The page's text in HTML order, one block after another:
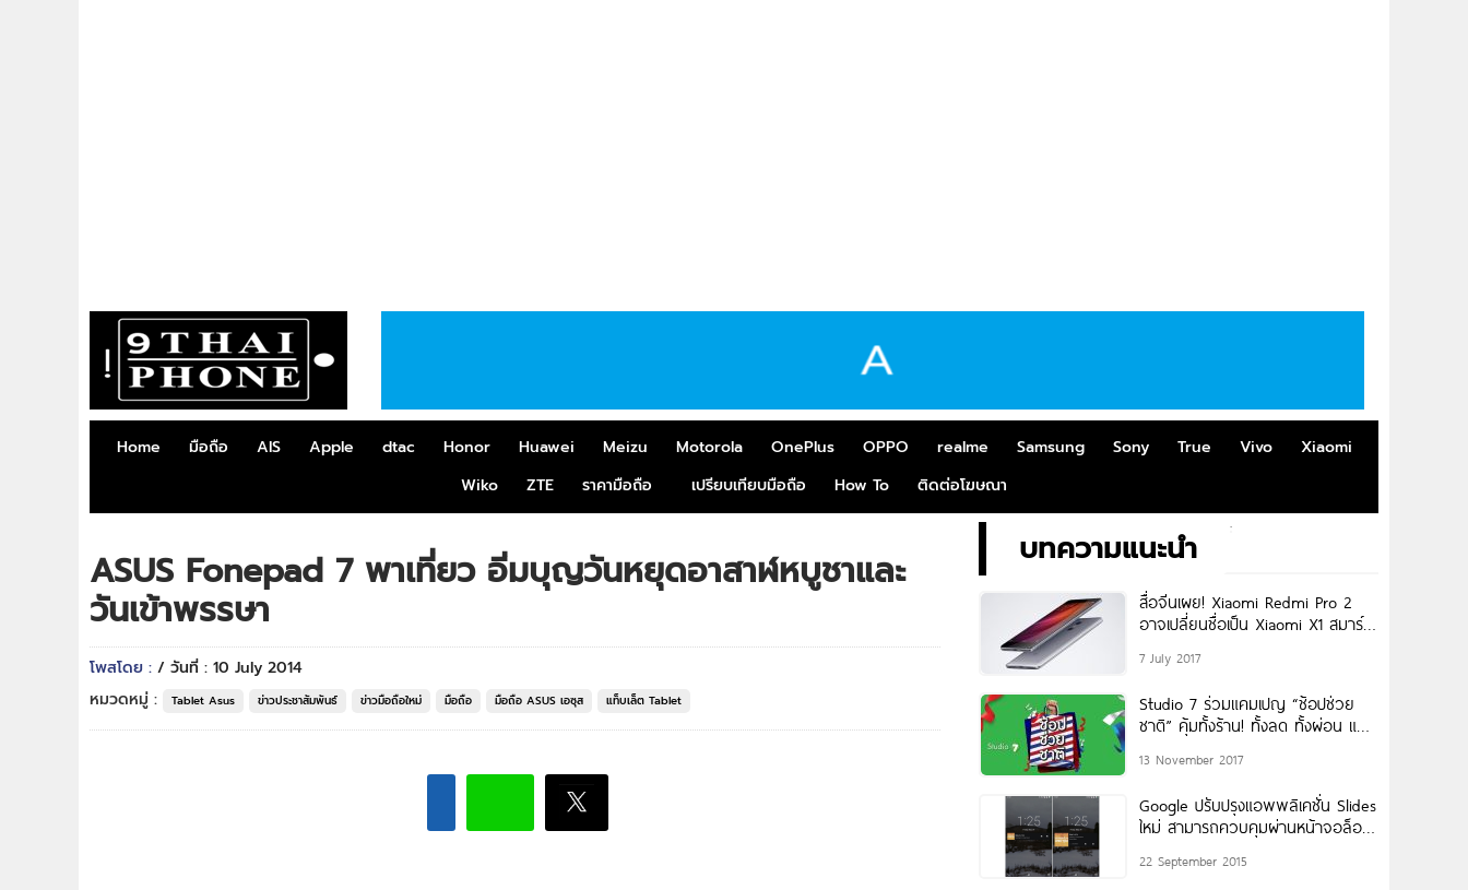
Home มือถือ AIS Apple dtac Honor Huawei Meizu Motorola OnePlus OPPO realme Samsung Sony True Vivo
Xiaomi
Wiko
ZTE ราคามือถือ เปรียบเทียบมือถือ How To ติดต่อโฆษณา
ASUS Fonepad 7 พาเที่ยว อิ่มบุญวันหยุดอาสาฬหบูชาและ
วันเข้าพรรษา
โพสโดย : / วันที่ : 10 July 2014
หมวดหมู่ :
Tablet Asus ข่าวประชาสัมพันธ์ ข่าวมือถือใหม่ มือถือ มือถือ ASUS เอซุส แท็บเล็ต Tablet
บทความแนะนำ
สื่อจีนเผย! Xiaomi Redmi Pro 2
อาจเปลี่ยนชื่อเป็น Xiaomi X1 สมาร์ท
7 July 2017
Studio 7 ร่วมแคมเปญ “ช้อปช่วย
ชาติ” คุ้มทั้งร้าน! ทั้งลด ทั้งผ่อน แถม
13 November 2017
Google ปรับปรุงแอพพลิเคชั่น Slides
ใหม่ สามารถควบคุมผ่านหน้าจอล็อค
22 September 2015